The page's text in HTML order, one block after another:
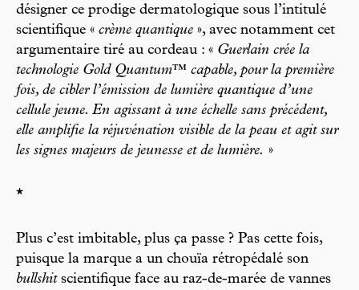
désigner ce prodige dermatologique sous l’intitulé
scientifique « crème quantique », avec notamment cet
argumentaire tiré au cordeau : « Guerlain crée la
technologie Gold Quantum™ capable, pour la première
fois, de cibler l’émission de lumière quantique d’une
cellule jeune. En agissant à une échelle sans précédent,
elle amplifie la réjuvénation visible de la peau et agit sur
les signes majeurs de jeunesse et de lumière. »
*
Plus c’est imbitable, plus ça passe ? Pas cette fois,
puisque la marque a un chouïa rétropédalé son
bullshitscientifique face au raz-de-marée de vannes